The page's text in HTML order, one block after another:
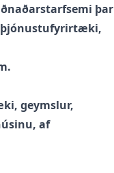
þar
þjónustufyrirtæki,
geymslur,
af